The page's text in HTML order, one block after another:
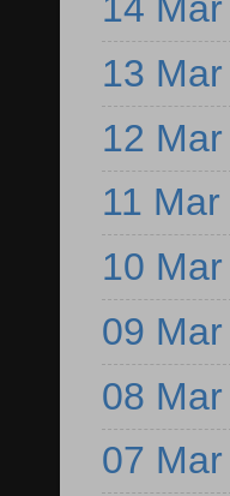
13 Mar
12 Mar
11 Mar
10 Mar
09 Mar
08 Mar
07 Mar